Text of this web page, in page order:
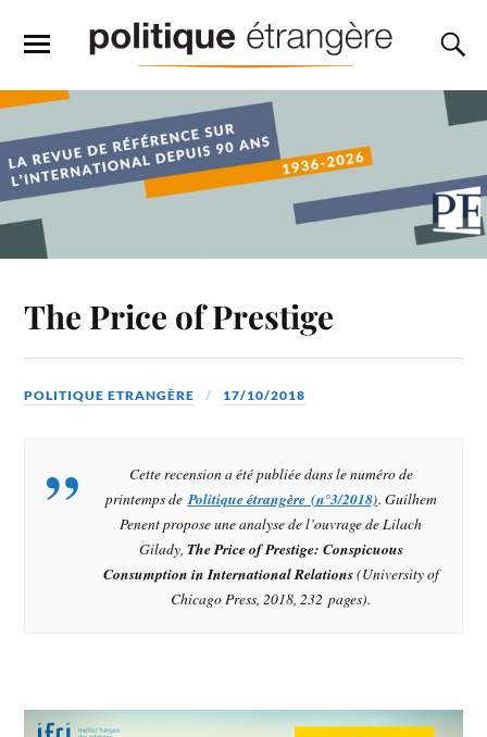
The Price of Prestige
POLITIQUE ETRANGÈRE 17/10/2018
Cette recension a été publiée dans le numéro de
printemps dePolitique étrangère (n°3/2018). Guilhem
Penent propose une analyse de l’ouvrage de Lilach
Gilady, The Price of Prestige: Conspicuous
Consumption in International Relations(University of
Chicago Press, 2018, 232 pages).